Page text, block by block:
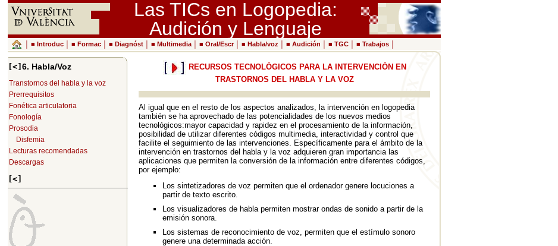
Las TICs en Logopedia:
Audición y Lenguaje
│ ■Introduc │ ■Formac │ ■Diagnóst │ ■Multimedia │ ■Oral/Escr│ ■Habla/voz │ ■Audición │ ■TGC │ ■Trabajos
[<]6. Habla/Voz
Transtornos del habla y la voz
Prerrequisitos
Fonética articulatoria
Fonología
Prosodia
Disfemia
Lecturas recomendadas
Descargas
[<]
RECURSOS TECNOLÓGICOS PARA LA INTERVENCIÓN EN
TRASTORNOS DEL HABLA Y LA VOZ
Al igual que en el resto de los aspectos analizados, la intervención en logopedia
también se ha aprovechado de las potencialidades de los nuevos medios
tecnológicos:mayor capacidad y rapidez en el procesamiento de la información,
posibilidad de utilizar diferentes códigos multimedia, interactividad y control que
facilite el seguimiento de las intervenciones. Específicamente para el ámbito de la
intervención en trastornos del habla y la voz adquieren gran importancia las
aplicaciones que permiten la conversión de la información entre diferentes códigos,
por ejemplo:
Los sintetizadores de voz permiten que el ordenador genere locuciones a
partir de texto escrito.
Los visualizadores de habla permiten mostrar ondas de sonido a partir de la
emisión sonora.
Los sistemas de reconocimiento de voz, permiten que el estímulo sonoro
genere una determinada acción.